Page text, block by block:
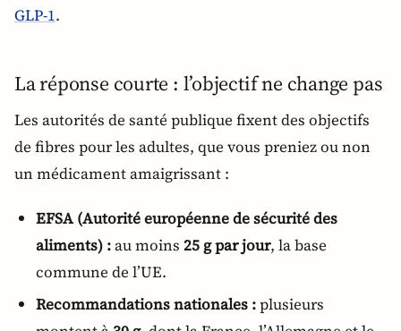
GLP-1.
La réponse courte : l’objectif ne change pas
Les autorités de santé publique fixent des objectifs
de fibres pour les adultes, que vous preniez ou non
un médicament amaigrissant :
EFSA (Autorité européenne de sécurité des
aliments) :au moins 25 g par jour, la base
commune de l’UE.
Recommandations nationales :plusieurs